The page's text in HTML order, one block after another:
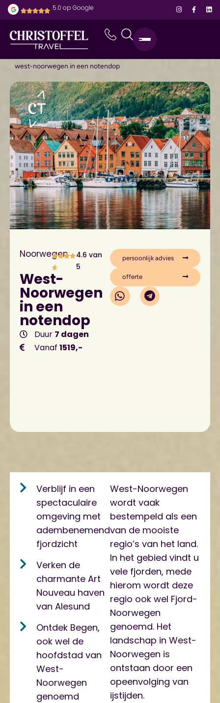
5.0 op Google
west-noorwegen in een notendop
Noorwegen
4.6 van
5
West-
Noorwegen
in een
notendop
Duur 7 dagen
Vanaf 1519,-
persoonlijk advies
offerte
Verblijf in een
spectaculaire
omgeving met
adembenemend
fjordzicht
Verken de
charmante Art
Nouveau haven
van Alesund
Ontdek Begen,
ook wel de
hoofdstad van
West-
Noorwegen
genoemd
West-Noorwegen
wordt vaak
bestempeld als een
van de mooiste
regio’s van het land.
In het gebied vindt u
vele fjorden, mede
hierom wordt deze
regio ook wel Fjord-
Noorwegen
genoemd. Het
landschap in West-
Noorwegen is
ontstaan door een
opeenvolging van
ijstijden.